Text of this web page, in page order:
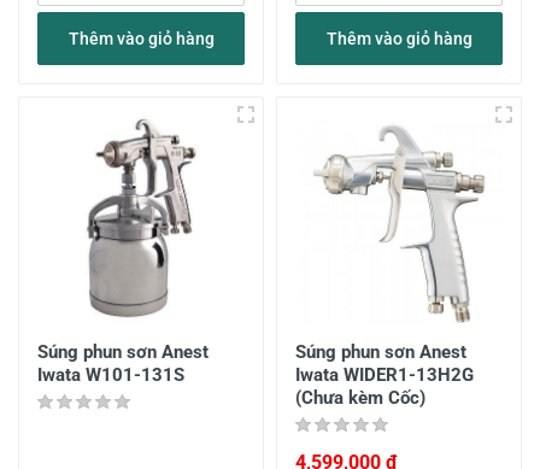
Thêm vào giỏ hàng Thêm vào giỏ hàng
Súng phun sơn Anest
Iwata W101-131S
Súng phun sơn Anest
Iwata WIDER1-13H2G
(Chưa kèm Cốc)
4,599,000 đ